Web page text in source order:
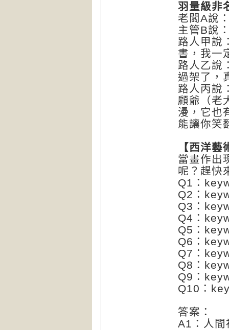
羽量級非
老闆A說
主管B說
路人甲說
書，我一
路人乙說
過架了，
路人丙說
顧爺（老
漫，它也
能讓你笑
【西洋藝
當畫作出
呢？趕快
Q1：
Q2：
Q3：
Q4：
Q5：
Q6：
Q7：
Q8：
Q9：
Q10：
答案：
A1：人